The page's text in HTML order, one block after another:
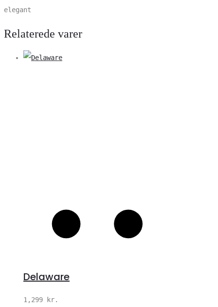
elegant
Relaterede varer
Delaware
1,299 kr.